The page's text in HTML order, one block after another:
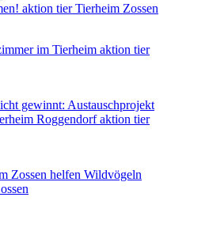
aktion tier Tierheim Zossen
im Tierheim aktion tier
gewinnt: Austauschprojekt
Roggendorfaktion tier
Zossen helfen Wildvögeln